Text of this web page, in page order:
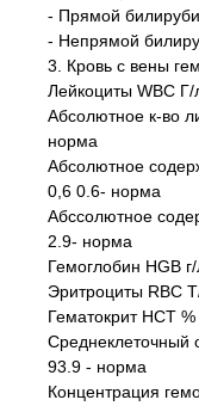
- Прямой
- Непрямой
3. Кровь с вены
Лейкоциты WBC
Абсолютное к-во
норма
Абсолютное
0,6 0.6- норма
Абссолютное
2.9- норма
Гемоглобин HGB
Эритроциты RBC
Гематокрит HCT
Среднеклеточный
93.9 - норма
Концентрация